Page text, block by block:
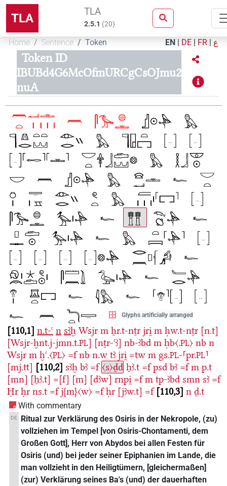
TLA TLA
2.5.1 (20)
Home Sentence Token EN | DE | FR | ع
Token ID
IBUBd4G6McOfmURCgCsOJmu2
nuA
Glyphs artificially arranged
110,1 n.t-ꜥ n sꜣḫ Wsjr m ẖr.t-nṯr jri̯ m ḥw.t-nṯr [n.t]
[Wsjr-ḫnt.j-jmn.t.PL] [nṯr-ꜥꜣ] nb-ꜣbd m ḥb〈.PL〉 nb n
Wsjr m ḫꜥ.〈PL〉 =f nb n.w tꜣ jri̯ =tw m gs.PL-⸢pr.PL⸣
[mj.tt]
110,2 sꜣḫ bꜣ =f 〈s〉ḏd ẖꜣ.t =f psd bꜣ =f m p.t
[mn] [ẖꜣ.t] =[f] [m] [dꜣw] rnpi̯ =f m tp-ꜣbd smn sꜣ =f
Ḥr ḥr ns.t =f j{m}〈w〉 =f ḥr [jꜣw.t] =f 110,3 n ḏ.t
With commentary
DE
Ritual zur Verklärung des Osiris in der Nekropole, (zu)
vollziehen im Tempel [von Osiris-Chontamenti, dem
Großen Gott], Herr von Abydos bei allen Festen für
Osiris (und) bei jeder seiner Epiphanien im Lande, die
man vollzieht in den Heiligtümern, [gleichermaßen]
(zur) Verklärung seines Ba's (und) der dauerhaften